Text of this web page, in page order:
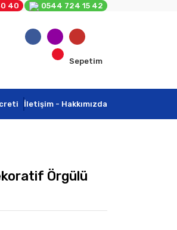
40 0544 724 15 42
Sepetim
İletişim - Hakkımızda
Örgülü